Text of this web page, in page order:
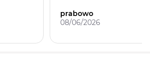
prabowo
08/06/2026